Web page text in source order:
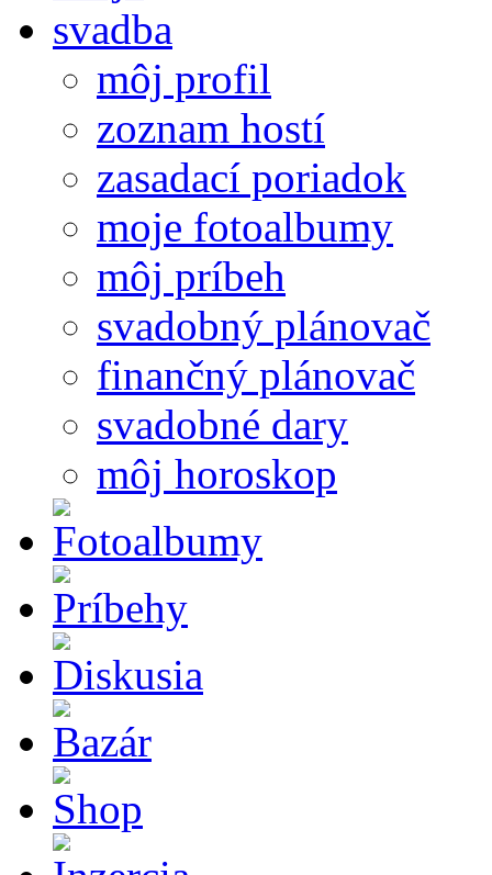
môj profil
zoznam hostí
zasadací poriadok
moje fotoalbumy
môj príbeh
svadobný plánovač
finančný plánovač
svadobné dary
môj horoskop